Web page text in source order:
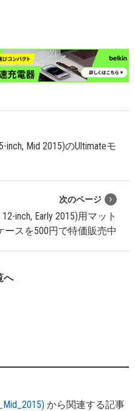
inch, Mid 2015)のUltimateモ
次のページ
inch, Early 2015)用マット
ースを500円で特価販売中
へ
から関連する記事